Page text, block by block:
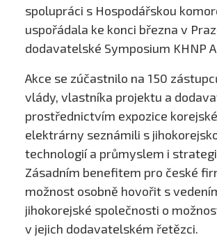
spolupráci s Hospodářskou
uspořádala ke konci března v
dodavatelské Symposium KHNP
Akce se zúčastnilo na 150
vlády, vlastníka projektu a
prostřednictvím expozice
elektrárny seznámili s
technologií a průmyslem i
Zásadním benefitem pro české
možnost osobně hovořit s
jihokorejské společnosti o
v jejich dodavatelském řetězci.